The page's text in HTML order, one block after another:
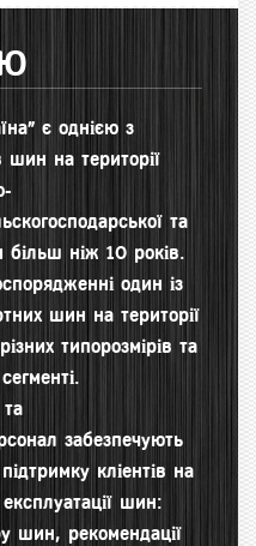
є однією з
шин на території
та
більш ніж 10 років.
один із
шин на території
типорозмірів та
та
забезпечують
кліентів на
шин:
шин, рекомендації